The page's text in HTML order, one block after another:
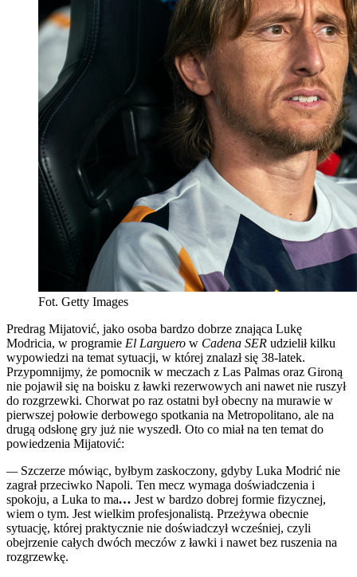
Fot. Getty Images
Predrag Mijatović, jako osoba bardzo dobrze znająca Lukę
Modricia, w programie El Larguero w Cadena SER udzielił kilku
wypowiedzi na temat sytuacji, w której znalazł się 38-latek.
Przypomnijmy, że pomocnik w meczach z Las Palmas oraz Gironą
nie pojawił się na boisku z ławki rezerwowych ani nawet nie ruszył
do rozgrzewki. Chorwat po raz ostatni był obecny na murawie w
pierwszej połowie derbowego spotkania na Metropolitano, ale na
drugą odsłonę gry już nie wyszedł. Oto co miał na ten temat do
powiedzenia Mijatović:
— Szczerze mówiąc, byłbym zaskoczony, gdyby Luka Modrić nie
zagrał przeciwko Napoli. Ten mecz wymaga doświadczenia i
spokoju, a Luka to ma… Jest w bardzo dobrej formie fizycznej,
wiem o tym. Jest wielkim profesjonalistą. Przeżywa obecnie
sytuację, której praktycznie nie doświadczył wcześniej, czyli
obejrzenie całych dwóch meczów z ławki i nawet bez ruszenia na
rozgrzewkę.